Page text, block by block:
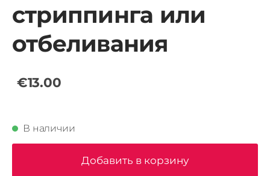
стриппинга или
отбеливания
€13.00
В наличии
Добавить в корзину